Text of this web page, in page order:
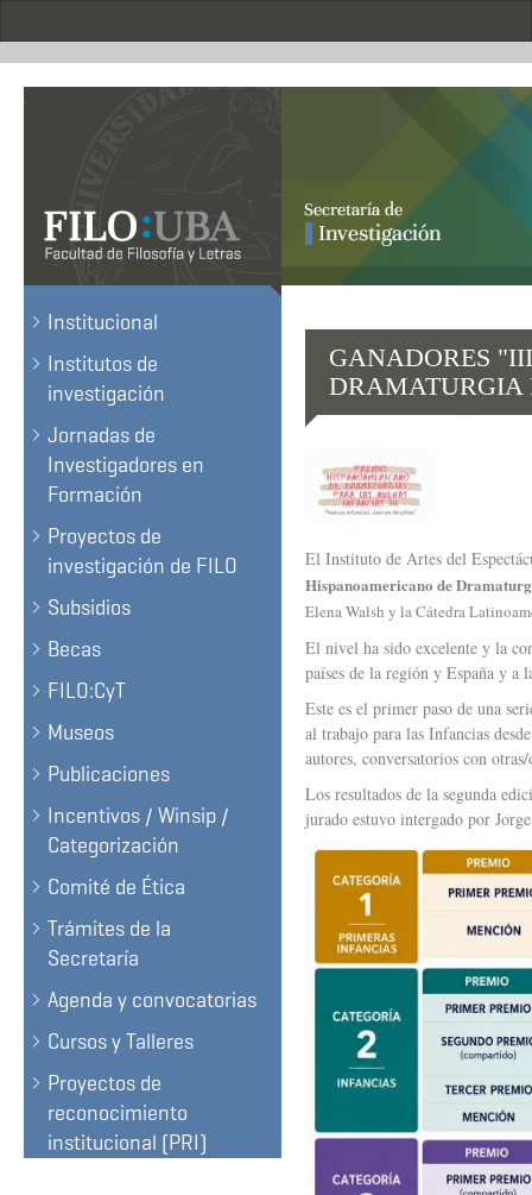
.
Institucional
Institutos de
investigación
Jornadas de
Investigadores en
Formación
Proyectos de
investigación de FILO
Subsidios
Becas
FILO:CyT
Museos
Publicaciones
Incentivos / Winsip /
Categorización
Comité de Ética
Trámites de la
Secretaría
Agenda y convocatorias
Cursos y Talleres
Proyectos de
reconocimiento
institucional (PRI)
GANADORES
DRAMATURGIA
El Instituto de Artes del
Hispanoamericano de
Elena Walsh y la Cátedra
El nivel ha sido excelente y la
países de la región y España y a
Este es el primer paso de una
al trabajo para las Infancias
autores, conversatorios con
Los resultados de la segunda
jurado estuvo intergado por